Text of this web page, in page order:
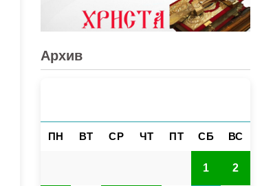
Архив
ПН ВТ СР ЧТ ПТ СБ ВС
1 2